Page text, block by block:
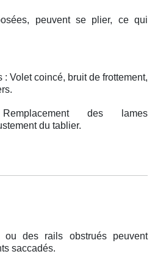
peuvent se plier, ce qui
: Volet coincé, bruit de frottement,
des lames
du tablier.
ou des rails obstrués peuvent
saccadés.